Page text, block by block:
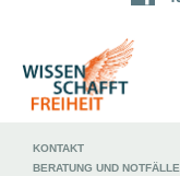
KONTAKT
BERATUNG UND NOTFÄLLE